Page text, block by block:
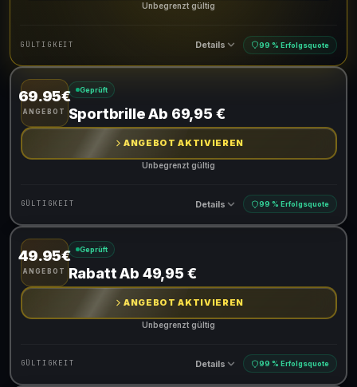
Unbegrenzt gültig
GÜLTIGKEIT Details 99 % Erfolgsquote
Gültig für teilnehmende Produkte
69.95€
ANGEBOT
Geprüft
Sportbrille Ab 69,95 €
ANGEBOT AKTIVIEREN
Unbegrenzt gültig
GÜLTIGKEIT Details 99 % Erfolgsquote
Gültig für teilnehmende Produkte
49.95€
ANGEBOT
Geprüft
Rabatt Ab 49,95 €
ANGEBOT AKTIVIEREN
Unbegrenzt gültig
GÜLTIGKEIT Details 99 % Erfolgsquote